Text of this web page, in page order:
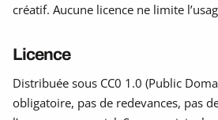
créatif. Aucune licence ne limite
Licence
Distribuée sous CC0 1.0 (Public
obligatoire, pas de redevances, pas